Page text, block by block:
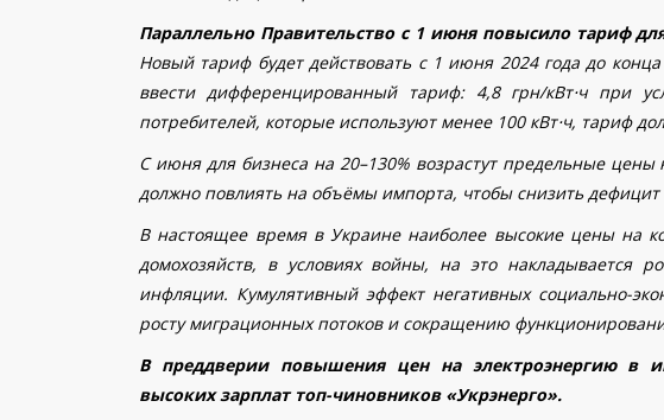
Параллельно Правительство с 1 июня повысило тариф
Новый тариф будет действовать с 1 июня 2024 года до
ввести дифференцированный тариф: 4,8 грн/кВт⋅ч при
потребителей, которые используют менее 100 кВт⋅ч, тариф
С июня для бизнеса на 20–130% возрастутпредельные цены
должно повлиять на объёмы импорта, чтобы снизить дефицит
В настоящее время в Украине наиболее высокие цены на
домохозяйств, в условиях войны, на это накладывается
инфляции. Кумулятивный эффект негативных социально-
росту миграционных потоков и сокращению
В преддверии повышения цен на электроэнергию в
высоких зарплат топ-чиновников «Укрэнерго».